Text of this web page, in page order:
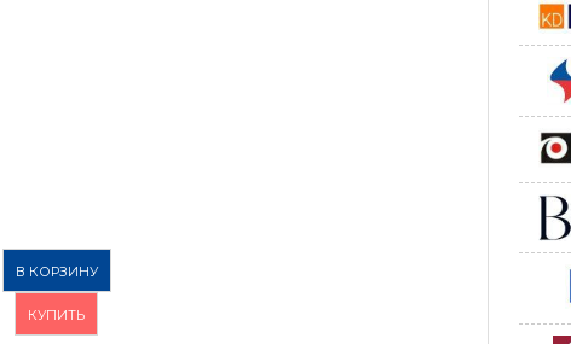
В КОРЗИНУ
КУПИТЬ